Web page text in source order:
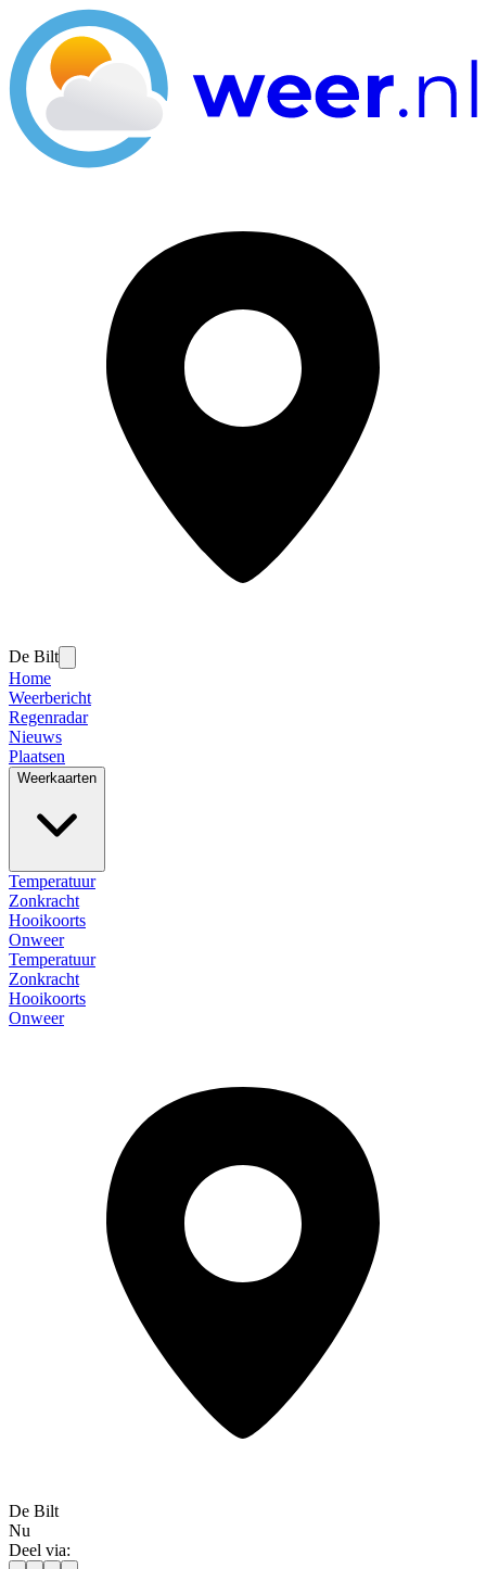
De Bilt
Home
Weerbericht
Regenradar
Nieuws
Plaatsen
Weerkaarten
Temperatuur
Zonkracht
Hooikoorts
Onweer
Temperatuur
Zonkracht
Hooikoorts
Onweer
De Bilt
Nu
Deel via: